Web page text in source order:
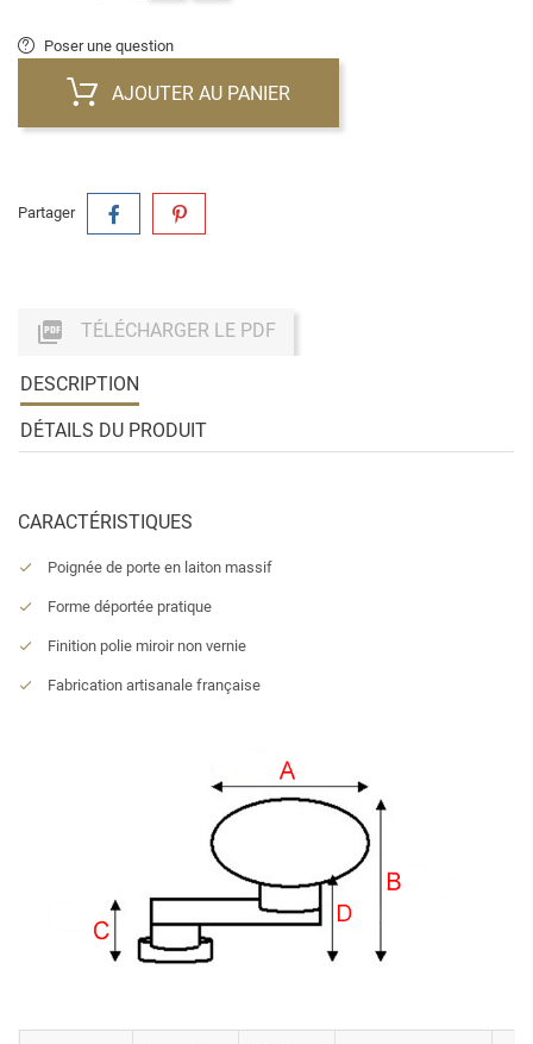
Poser une question
AJOUTER AU PANIER
Partager
 TÉLÉCHARGER LE PDF
DESCRIPTION
DÉTAILS DU PRODUIT
CARACTÉRISTIQUES
Poignée de porte en laiton massif
Forme déportée pratique
Finition polie miroir non vernie
Fabrication artisanale française